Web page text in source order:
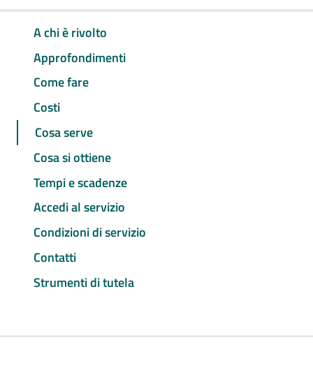
A chi è rivolto
Approfondimenti
Come fare
Costi
Cosa serve
Cosa si ottiene
Tempi e scadenze
Accedi al servizio
Condizioni di servizio
Contatti
Strumenti di tutela